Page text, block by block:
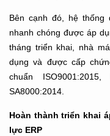
Bên cạnh đó, hệ thống
nhanh chóng được áp
tháng triển khai, nhà
dụng và được cấp
chuẩn ISO9001:2015,
SA8000:2014.
Hoàn thành triển khai
lực ERP